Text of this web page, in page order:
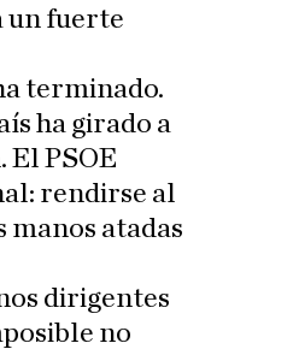
un fuerte
terminado.
ha girado a
El PSOE
rendirse al
manos atadas
dirigentes
no